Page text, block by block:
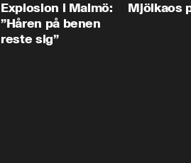
Explosion i Malmö:
”Håren på benen
reste sig”
Mjölkaos